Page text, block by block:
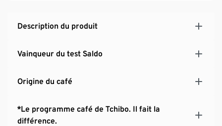
Description du produit
Vainqueur du test Saldo
Origine du café
*Le programme café de Tchibo. Il fait la
différence.